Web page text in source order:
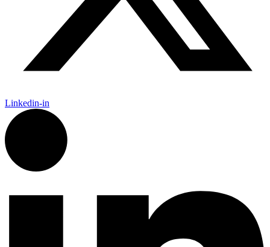
Linkedin-in